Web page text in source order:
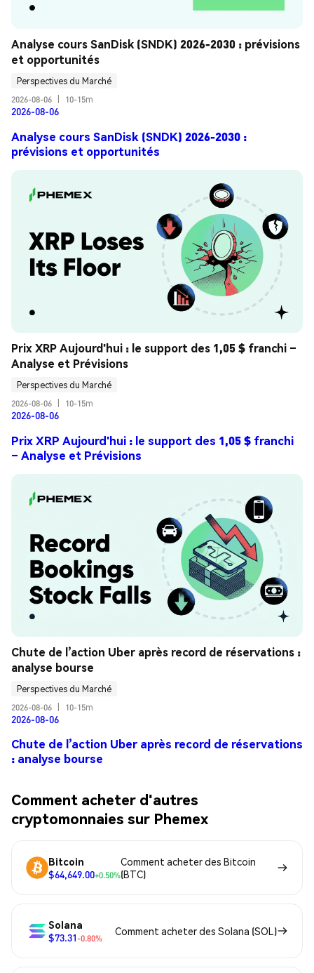
Analyse cours SanDisk (SNDK) 2026-2030 : prévisions
et opportunités
Perspectives du Marché
2026-08-06
10-15m
2026-08-06
Analyse cours SanDisk (SNDK) 2026-2030 :
prévisions et opportunités
Prix XRP Aujourd'hui : le support des 1,05 $ franchi –
Analyse et Prévisions
Perspectives du Marché
2026-08-06
10-15m
2026-08-06
Prix XRP Aujourd'hui : le support des 1,05 $ franchi
– Analyse et Prévisions
Chute de l’action Uber après record de réservations :
analyse bourse
Perspectives du Marché
2026-08-06
10-15m
2026-08-06
Chute de l’action Uber après record de réservations
: analyse bourse
Comment acheter d'autres
cryptomonnaies sur Phemex
Bitcoin
$64,649.00+0.50%
Comment acheter des Bitcoin
(BTC)
Solana
$73.31-0.80%
Comment acheter des Solana (SOL)